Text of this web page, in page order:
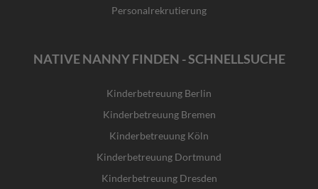
Personalrekrutierung
NATIVE NANNY FINDEN - SCHNELLSUCHE
Kinderbetreuung Berlin
Kinderbetreuung Bremen
Kinderbetreuung Köln
Kinderbetreuung Dortmund
Kinderbetreuung Dresden